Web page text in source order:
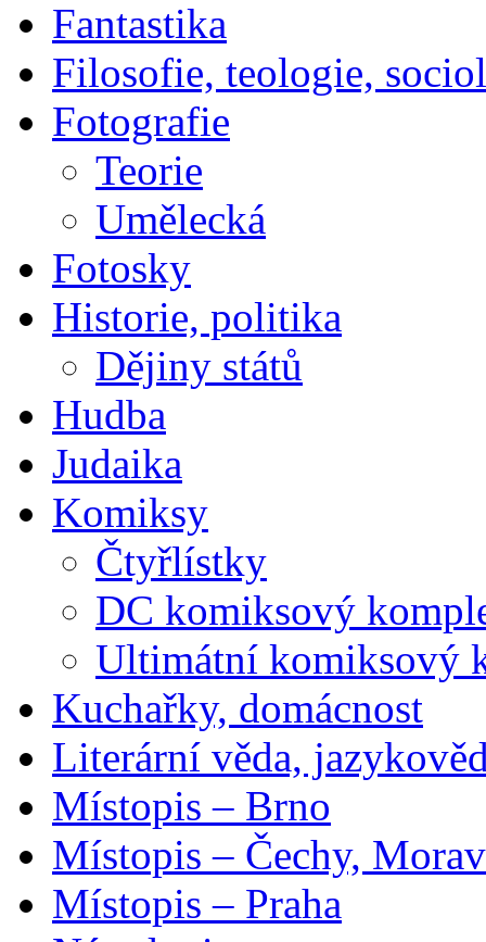
Fantastika
Filosofie, teologie,
Fotografie
Teorie
Umělecká
Fotosky
Historie, politika
Dějiny států
Hudba
Judaika
Komiksy
Čtyřlístky
DC komiksový
Ultimátní komiksový
Kuchařky, domácnost
Literární věda,
Místopis – Brno
Místopis – Čechy,
Místopis – Praha